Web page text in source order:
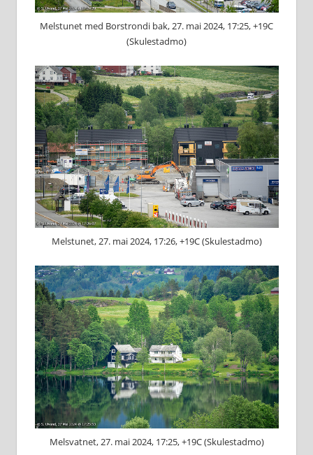
Melstunet med Borstrondi bak, 27. mai 2024, 17:25, +19C
(Skulestadmo)
Melstunet, 27. mai 2024, 17:26, +19C (Skulestadmo)
Melsvatnet, 27. mai 2024, 17:25, +19C (Skulestadmo)